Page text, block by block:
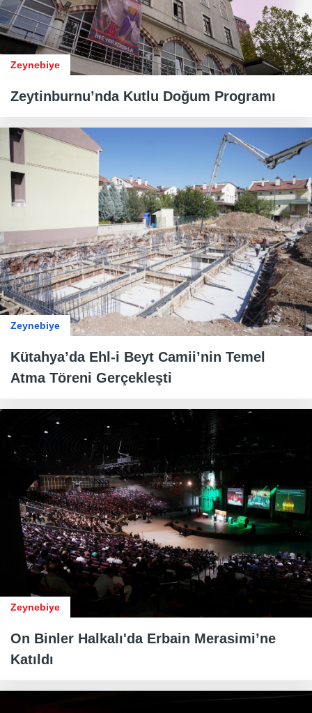
Zeynebiye
Zeytinburnu’nda Kutlu Doğum Programı
Zeynebiye
Kütahya’da Ehl-i Beyt Camii’nin Temel
Atma Töreni Gerçekleşti
Zeynebiye
On Binler Halkalı'da Erbain Merasimi’ne
Katıldı